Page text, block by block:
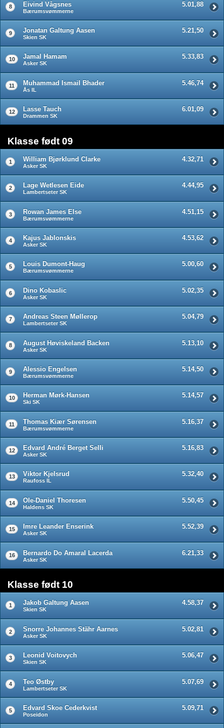
8 Eivind Vågsnes
Bærumsvømmerne
5.01,88
9 Jonatan Galtung Aasen
Skien SK
5.21,50
10 Jamal Hamam
Asker SK
5.33,83
11 Muhammad Ismail Bhader
Ås IL
5.46,74
12 Lasse Tauch
Drammen SK
6.01,09
Klasse født 09
1 William Bjørklund Clarke
Asker SK
4.32,71
2 Lage Wetlesen Eide
Lambertseter SK
4.44,95
3 Rowan James Else
Bærumsvømmerne
4.51,15
4 Kajus Jablonskis
Asker SK
4.53,62
5 Louis Dumont-Haug
Bærumsvømmerne
5.00,60
6 Dino Kobaslic
Asker SK
5.02,35
7 Andreas Steen Møllerop
Lambertseter SK
5.04,79
8 August Høviskeland Backen
Asker SK
5.13,10
9 Alessio Engelsen
Bærumsvømmerne
5.14,50
10 Herman Mørk-Hansen
Ski SK
5.14,57
11 Thomas Kiær Sørensen
Bærumsvømmerne
5.16,37
12 Edvard André Berget Selli
Asker SK
5.16,83
13 Viktor Kjelsrud
Raufoss IL
5.32,40
14 Ole-Daniel Thoresen
Haldens SK
5.50,45
15 Imre Leander Enserink
Asker SK
5.52,39
16 Bernardo Do Amaral Lacerda
Asker SK
6.21,33
Klasse født 10
1 Jakob Galtung Aasen
Skien SK
4.58,37
2 Snorre Johannes Stähr Aarnes
Asker SK
5.02,81
3 Leonid Voitovych
Skien SK
5.06,47
4 Teo Østby
Lambertseter SK
5.07,69
5 Edvard Skoe Cederkvist
Poseidon
5.09,71